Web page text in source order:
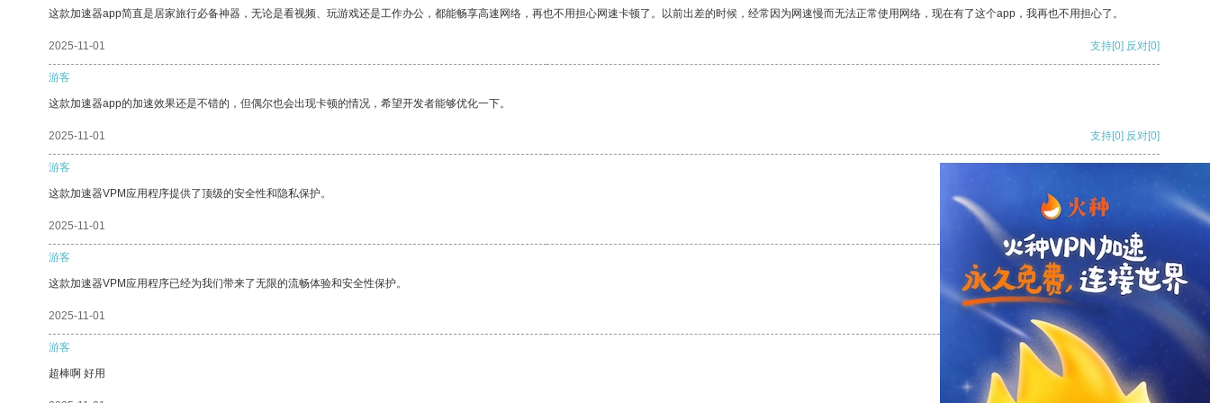
这款加速器app简直是居家旅行必备神器，无论是看视频、玩游戏还是工作办公，都能畅享高速网络，再也不用担心网速卡顿了。以前出差的时候，经常因为网速慢而无法正常使用网络，现在有了这个app，我再也不用担心了。
2025-11-01 支持[0] 反对[0]
游客
这款加速器app的加速效果还是不错的，但偶尔也会出现卡顿的情况，希望开发者能够优化一下。
2025-11-01 支持[0] 反对[0]
游客
这款加速器VPM应用程序提供了顶级的安全性和隐私保护。
2025-11-01
游客
这款加速器VPM应用程序已经为我们带来了无限的流畅体验和安全性保护。
2025-11-01 反对
游客
超棒啊 好用